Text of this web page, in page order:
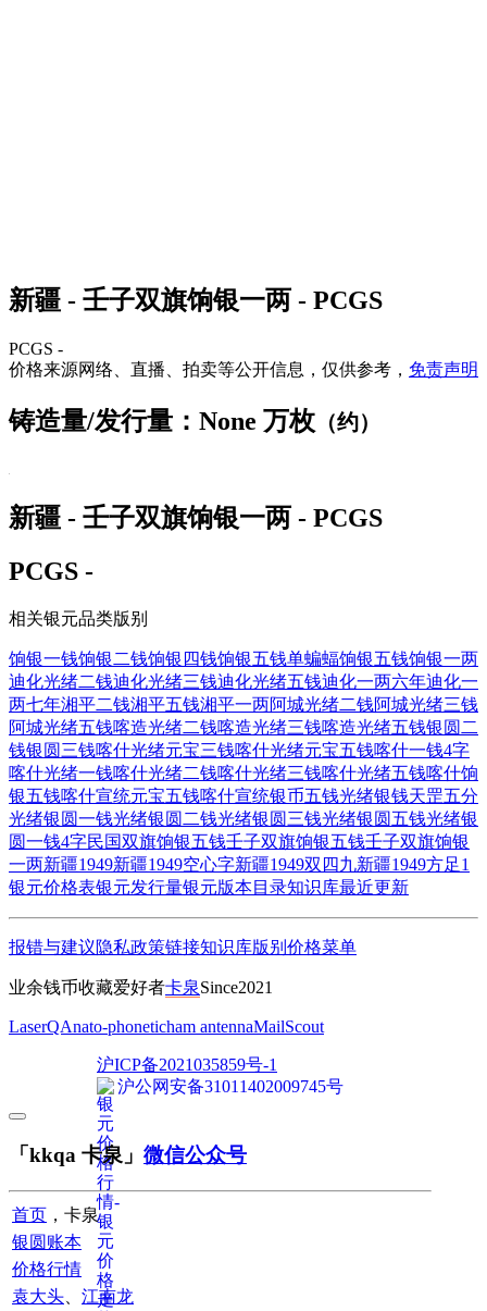
新疆 - 壬子双旗饷银一两 - PCGS
PCGS -
价格来源网络、直播、拍卖等公开信息，仅供参考， 免责声明
铸造量/发行量：None 万枚 （约）
新疆 - 壬子双旗饷银一两 - PCGS
PCGS -
相关银元品类版别
饷银一钱饷银二钱饷银四钱饷银五钱单蝙蝠饷银五钱饷银一两
迪化光绪二钱迪化光绪三钱迪化光绪五钱迪化一两六年迪化一
两七年湘平二钱湘平五钱湘平一两阿城光绪二钱阿城光绪三钱
阿城光绪五钱喀造光绪二钱喀造光绪三钱喀造光绪五钱银圆二
钱银圆三钱喀什光绪元宝三钱喀什光绪元宝五钱喀什一钱4字
喀什光绪一钱喀什光绪二钱喀什光绪三钱喀什光绪五钱喀什饷
银五钱喀什宣统元宝五钱喀什宣统银币五钱光绪银钱天罡五分
光绪银圆一钱光绪银圆二钱光绪银圆三钱光绪银圆五钱光绪银
圆一钱4字民国双旗饷银五钱壬子双旗饷银五钱壬子双旗饷银
一两新疆1949新疆1949空心字新疆1949双四九新疆1949方足1
银元价格表银元发行量银元版本目录知识库最近更新
报错与建议隐私政策链接知识库版别 价格菜单
业余钱币收藏爱好者卡泉Since2021
LaserQAnato-phoneticham antennaMailScout
沪ICP备2021035859号-1
沪公网安备31011402009745号
「kkqa 卡泉」 微信公众号
首页 ，卡泉
银圆账本
价格行情
袁大头
江南龙